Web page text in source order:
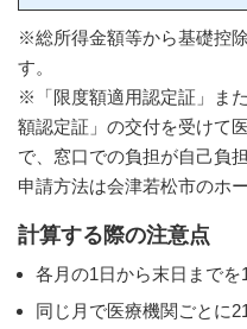
※総所得金額等から基礎控
す。
※「限度額適用認定証」ま
額認定証」の交付を受けて
で、窓口での負担が自己負
申請方法は会津若松市のホ
計算する際の注意点
各月の1日から末日までを
同じ月で医療機関ごとに